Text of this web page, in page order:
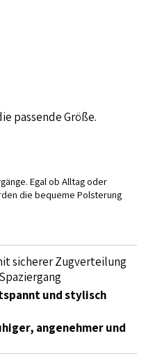
passende Größe.
Egal ob Alltag oder
die bequeme Polsterung
sicherer Zugverteilung
und stylisch
angenehmer und